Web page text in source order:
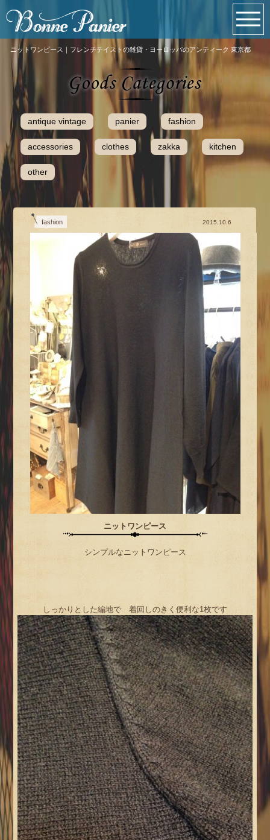
ニットワンピース｜フレンチテイストの雑貨・ヨーロッパのアンティーク 東京都
antique vintage panier fashion
accessories clothes zakka kitchen
other
fashion 2015.10.6
ニットワンピース
シンプルなニットワンピース
しっかりとした編地で 着回しのきく便利な1枚です